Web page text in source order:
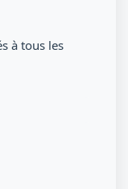
à tous les